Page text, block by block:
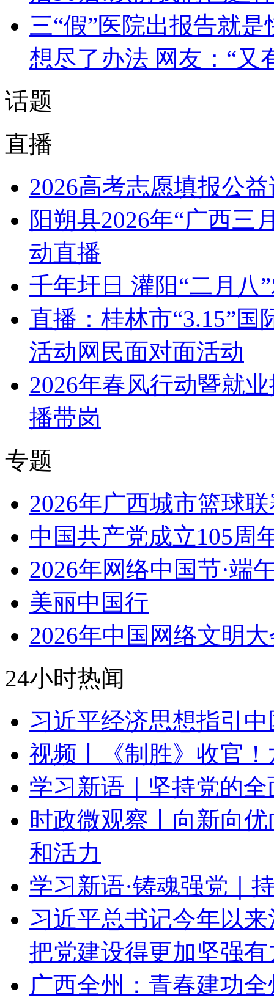
三“假”医院出报告就
想尽了办法 网友：“又
话题
直播
2026高考志愿填报公
阳朔县2026年“广西三
动直播
千年圩日 灌阳“二月八
直播：桂林市“3.15”
活动网民面对面活动
2026年春风行动暨就
播带岗
专题
2026年广西城市篮球
中国共产党成立105周
2026年网络中国节·端
美丽中国行
2026年中国网络文明
24小时热闻
习近平经济思想指引
视频丨《制胜》收官
学习新语｜坚持党的
时政微观察丨向新向
和活力
学习新语·铸魂强党｜
习近平总书记今年以
把党建设得更加坚强有
广西全州：青春建功